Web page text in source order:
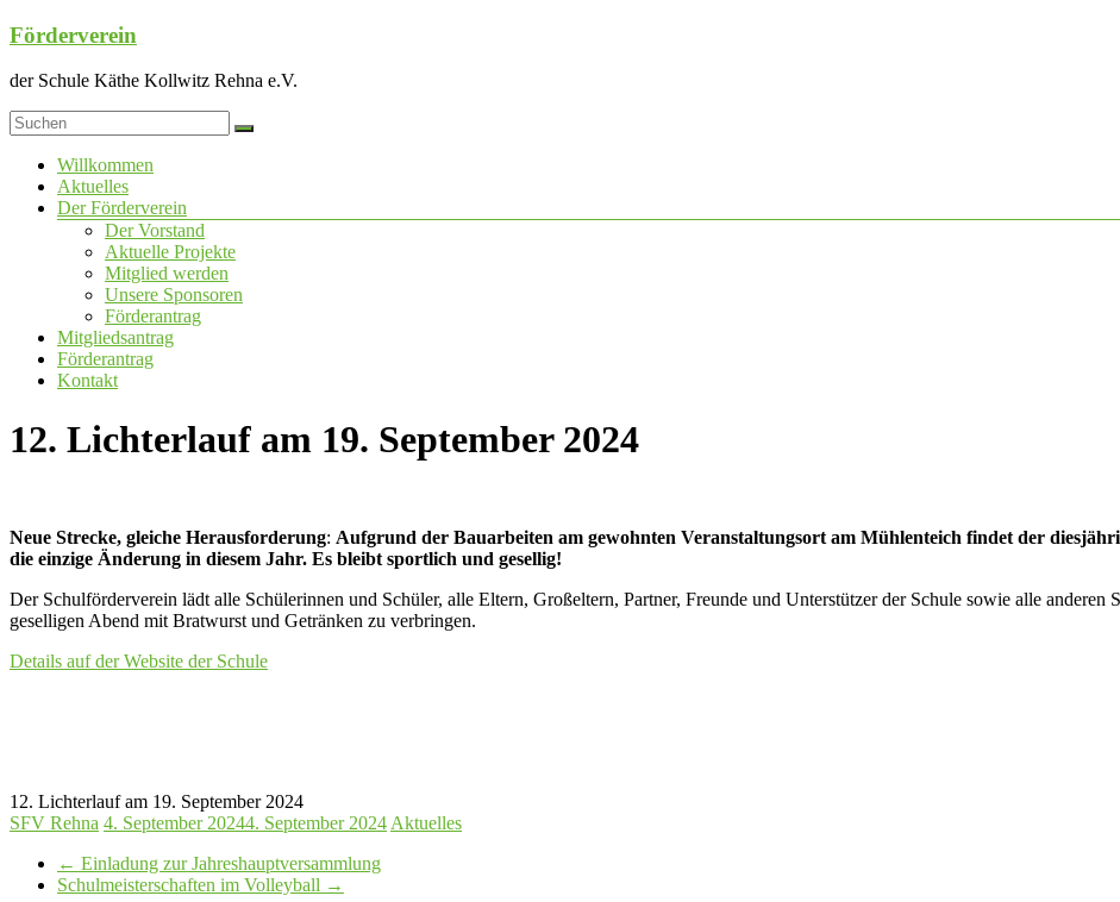
Zum
springen
Förderverein
der Schule Käthe Kollwitz Rehna e.V.
Menü
Willkommen
Aktuelles
Der Förderverein
Der Vorstand
Aktuelle Projekte
Mitglied werden
Unsere Sponsoren
Förderantrag
Mitgliedsantrag
Förderantrag
Kontakt
12. Lichterlauf am 19. September 2024
Neue Strecke, gleiche Herausforderung: Aufgrund der Bauarbeiten am gewohnten Veranstaltungsort am Mühlenteich findet der
die einzige Änderung in diesem Jahr. Es bleibt sportlich und gesellig!
Der Schulförderverein lädt alle Schülerinnen und Schüler, alle Eltern, Großeltern, Partner, Freunde und Unterstützer der Schule sowie alle anderen
geselligen Abend mit Bratwurst und Getränken zu verbringen.
Details auf der Website der Schule
12. Lichterlauf am 19. September 2024
SFV Rehna 4. September 20244. September 2024 Aktuelles
← Einladung zur Jahreshauptversammlung
Schulmeisterschaften im Volleyball →